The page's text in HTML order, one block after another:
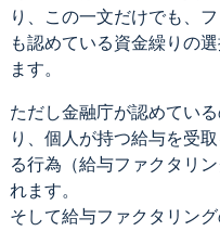
り、この一文だけでも、
も認めている資金繰りの
ます。
ただし金融庁が認めてい
り、個人が持つ給与を受
る行為（給与ファクタリ
れます。
そして給与ファクタリン